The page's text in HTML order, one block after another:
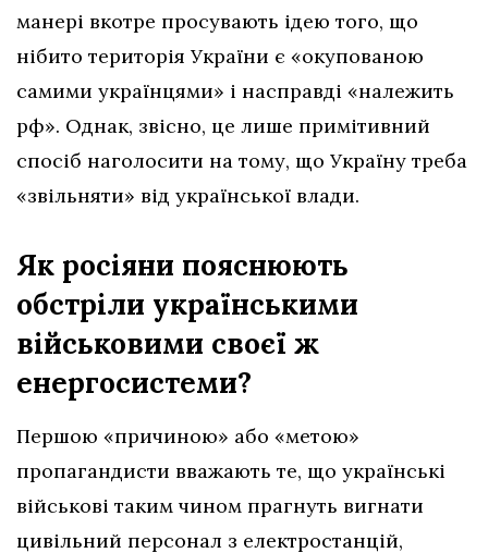
манері вкотре просувають ідею того, що
нібито територія України є «окупованою
самими українцями» і насправді «належить
рф». Однак, звісно, це лише примітивний
спосіб наголосити на тому, що Україну треба
«звільняти» від української влади.
Як росіяни пояснюють
обстріли українськими
військовими своєї ж
енергосистеми?
Першою «причиною» або «метою»
пропагандисти вважають те, що українські
військові таким чином прагнуть вигнати
цивільний персонал з електростанцій,